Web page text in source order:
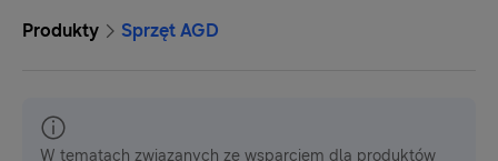
Produkty Sprzęt AGD
W tematach związanych ze wsparciem dla produktów